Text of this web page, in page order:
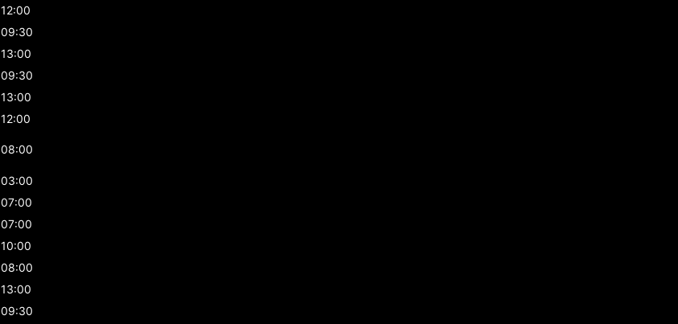
12:00
09:30
13:00
09:30
13:00
12:00
08:00
03:00
07:00
07:00
10:00
08:00
13:00
09:30